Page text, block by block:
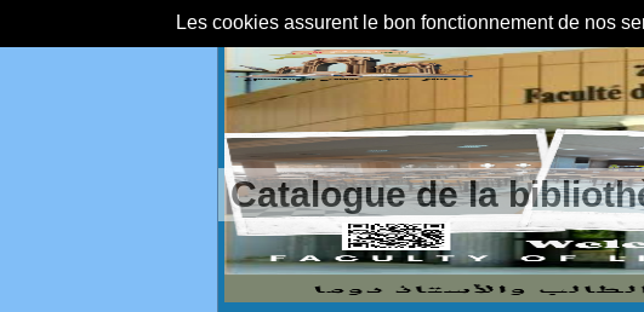
Les cookies assurent le bon fonctionnement de nos
Catalogue de la